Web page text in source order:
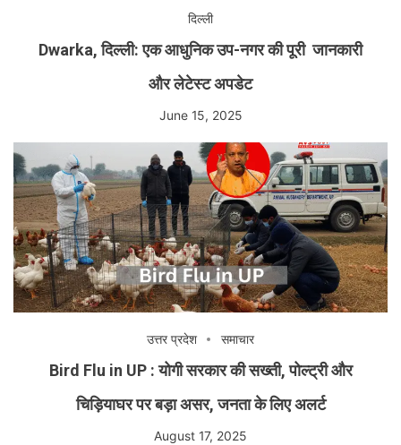
दिल्ली
Dwarka, दिल्ली: एक आधुनिक उप-नगर की पूरी जानकारी
और लेटेस्ट अपडेट
June 15, 2025
उत्तर प्रदेश समाचार
Bird Flu in UP : योगी सरकार की सख्ती, पोल्ट्री और
चिड़ियाघर पर बड़ा असर, जनता के लिए अलर्ट
August 17, 2025